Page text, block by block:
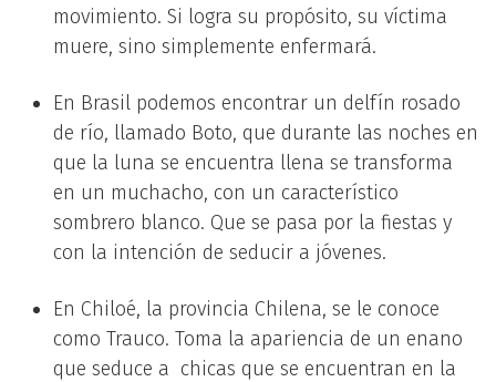
movimiento. Si logra su propósito, su víctima
muere, sino simplemente enfermará.
En Brasil podemos encontrar un delfín rosado
de río, llamado Boto, que durante las noches en
que la luna se encuentra llena se transforma
en un muchacho, con un característico
sombrero blanco. Que se pasa por la fiestas y
con la intención de seducir a jóvenes.
En Chiloé, la provincia Chilena, se le conoce
como Trauco. Toma la apariencia de un enano
que seduce a chicas que se encuentran en la